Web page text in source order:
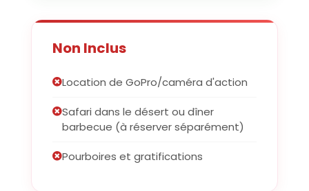
Non Inclus
Location de GoPro/caméra d'action
Safari dans le désert ou dîner
barbecue (à réserver séparément)
Pourboires et gratifications